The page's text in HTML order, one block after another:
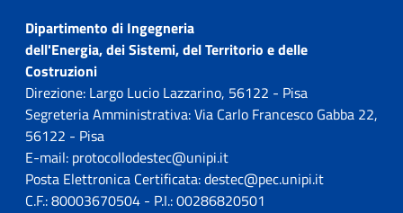
Dipartimento di Ingegneria
dell'Energia, dei Sistemi, del Territorio e delle
Costruzioni
Direzione: Largo Lucio Lazzarino, 56122 - Pisa
Segreteria Amministrativa: Via Carlo Francesco Gabba 22,
56122 - Pisa
E-mail: protocollodestec@unipi.it
Posta Elettronica Certificata: destec@pec.unipi.it
C.F.: 80003670504 - P.I.: 00286820501